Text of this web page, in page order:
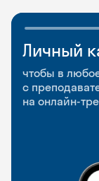
Личный
чтобы в
с
на онлайн-
чтобы
и когда
и Talks
Групповые
и